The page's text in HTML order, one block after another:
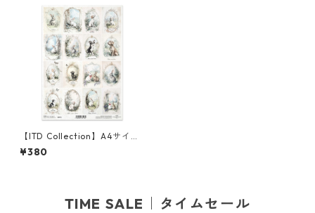
【ITD Collection】A4サイズ
ライスペーパー R2573 デコパ
ージュ
¥380
TIME SALE｜タイムセール